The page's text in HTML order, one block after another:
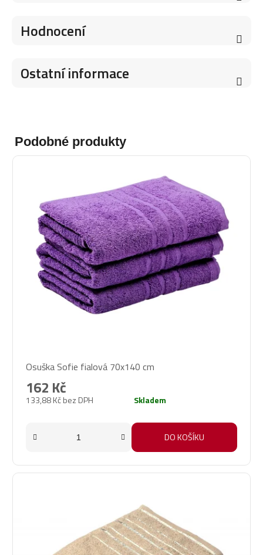
Hodnocení
Ostatní informace
Podobné produkty
hodnocení
produktu
je
Osuška Sofie fialová 70x140 cm
133,88 Kč bez DPH
162 Kč
Skladem
DO KOŠÍKU